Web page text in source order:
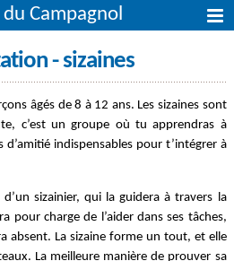
Campagnol
- sizaines
âgés de 8 à12 ans. Lessizaines sont
, c’estungroupe où tu apprendras à
d’amitié indispensablespour t’intégrer à
d’un sizainier, qui laguidera à travers la
pour charge de l’aider dans ses tâches,
absent. La sizaine formeun tout, et elle
. La meilleure manière de prouver sa